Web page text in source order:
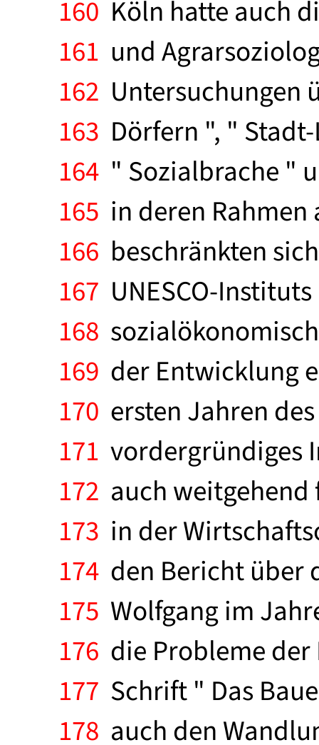
160 Köln hatte auch
161 und
162 Untersuchungen
163 Dörfern ", "
164 " Sozialbrache "
165 in deren
166 beschränkten
167 UNESCO-
168
169 der Entwicklung
170 ersten Jahren
171 vordergründiges
172 auch
173 in der
174 den Bericht über
175 Wolfgang im
176 die Probleme
177 Schrift " Das
178 auch den